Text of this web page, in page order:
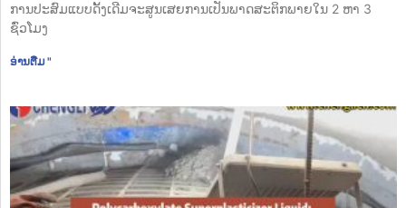
ການປະສົມແບບດັ້ງເດີມຈະສູນເສຍການເປັນພາດສະຕິກພາຍໃນ 2 ຫາ 3
ຊົ່ວໂມງ
ອ່ານ​ຕື່ມ "